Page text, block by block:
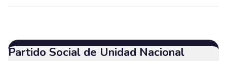
Partido Social de Unidad Nacional